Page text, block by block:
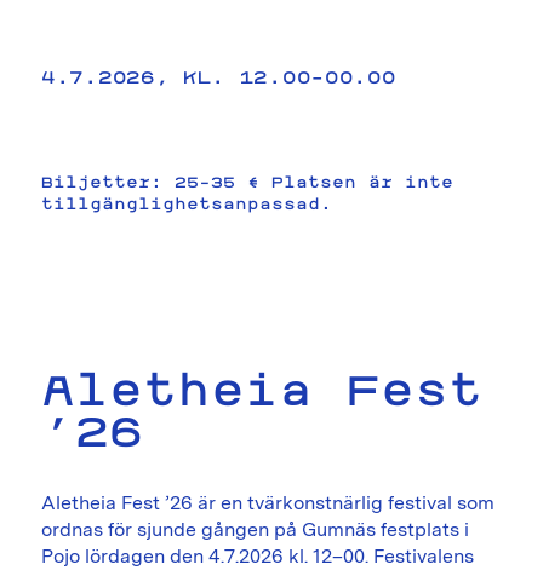
4.7.2026, KL. 12.00–00.00
Aletheia Fest
’26
Aletheia Fest ’26 är en tvärkonstnärlig festival som
ordnas för sjunde gången på Gumnäs festplats i
Pojo lördagen den 4.7.2026 kl. 12–00. Festivalens
Biljetter: 25–35 € Platsen är inte
tillgänglighetsanpassad.